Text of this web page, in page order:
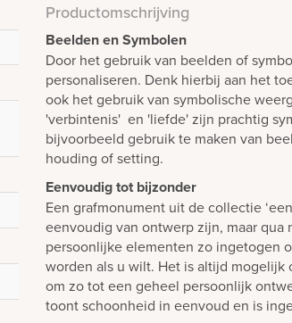
Productomschrijving
Beelden en Symbolen
Door het gebruik van beelden of
personaliseren. Denk hierbij aan het
ook het gebruik van symbolische
'verbintenis' en 'liefde' zijn prachtig
bijvoorbeeld gebruik te maken van
houding of setting.
Eenvoudig tot bijzonder
Een grafmonument uit de collectie
eenvoudig van ontwerp zijn, maar qua
persoonlijke elementen zo ingetogen
worden als u wilt. Het is altijd mogelijk
om zo tot een geheel persoonlijk
toont schoonheid in eenvoud en is